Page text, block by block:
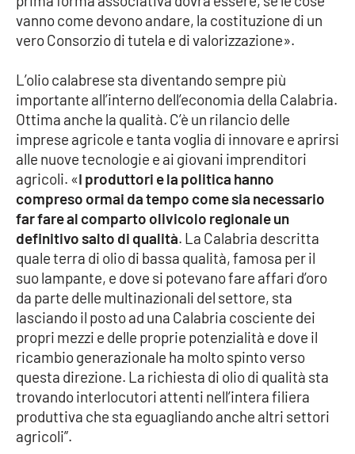
vanno come devono andare, la costituzione di un
vero Consorzio di tutela e di valorizzazione».
L’olio calabrese sta diventando sempre più
importante all’interno dell’economia della Calabria.
Ottima anche la qualità. C’è un rilancio delle
imprese agricole e tanta voglia di innovare e aprirsi
alle nuove tecnologie e ai giovani imprenditori
agricoli. «I produttori e la politica hanno
compreso ormai da tempo come sia necessario
far fare al comparto olivicolo regionale un
definitivo salto di qualità. La Calabria descritta
quale terra di olio di bassa qualità, famosa per il
suo lampante, e dove si potevano fare affari d’oro
da parte delle multinazionali del settore, sta
lasciando il posto ad una Calabria cosciente dei
propri mezzi e delle proprie potenzialità e dove il
ricambio generazionale ha molto spinto verso
questa direzione. La richiesta di olio di qualità sta
trovando interlocutori attenti nell’intera filiera
produttiva che sta eguagliando anche altri settori
agricoli”.